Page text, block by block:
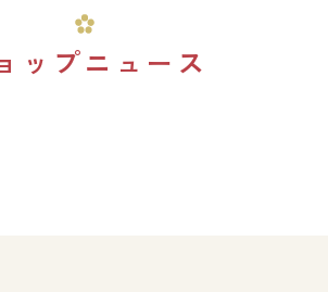
ップニュース